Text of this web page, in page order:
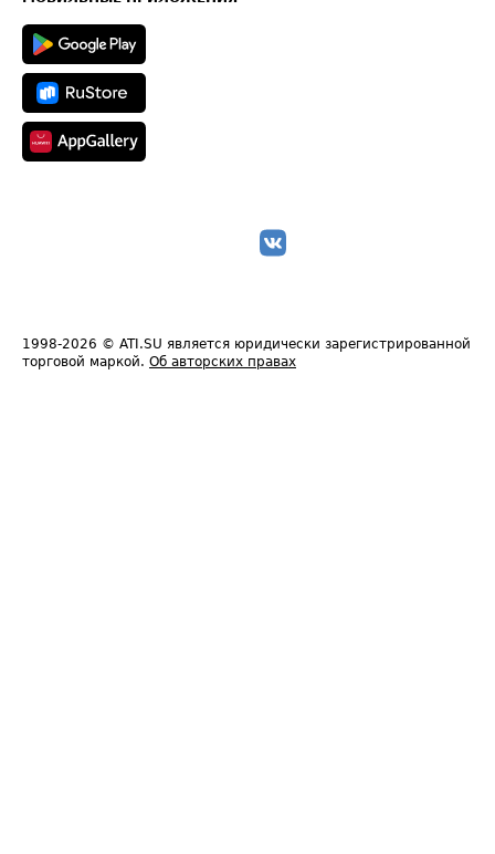
1998-2026 © ATI.SU является юридически зарегистрированной
торговой маркой. Об авторских правах